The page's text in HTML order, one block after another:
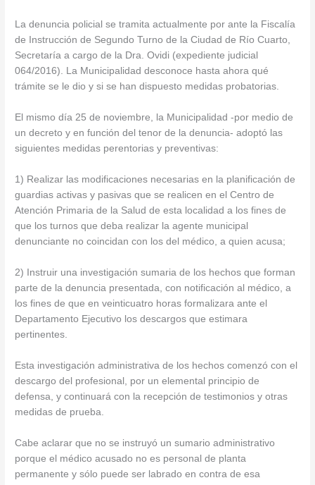
La denuncia policial se tramita actualmente por ante la Fiscalía
de Instrucción de Segundo Turno de la Ciudad de Río Cuarto,
Secretaría a cargo de la Dra. Ovidi (expediente judicial
064/2016). La Municipalidad desconoce hasta ahora qué
trámite se le dio y si se han dispuesto medidas probatorias.
El mismo día 25 de noviembre, la Municipalidad -por medio de
un decreto y en función del tenor de la denuncia- adoptó las
siguientes medidas perentorias y preventivas:
1) Realizar las modificaciones necesarias en la planificación de
guardias activas y pasivas que se realicen en el Centro de
Atención Primaria de la Salud de esta localidad a los fines de
que los turnos que deba realizar la agente municipal
denunciante no coincidan con los del médico, a quien acusa;
2) Instruir una investigación sumaria de los hechos que forman
parte de la denuncia presentada, con notificación al médico, a
los fines de que en veinticuatro horas formalizara ante el
Departamento Ejecutivo los descargos que estimara
pertinentes.
Esta investigación administrativa de los hechos comenzó con el
descargo del profesional, por un elemental principio de
defensa, y continuará con la recepción de testimonios y otras
medidas de prueba.
Cabe aclarar que no se instruyó un sumario administrativo
porque el médico acusado no es personal de planta
permanente y sólo puede ser labrado en contra de esa